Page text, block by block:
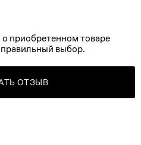
приобретенном товаре
выбор.
ОТЗЫВ